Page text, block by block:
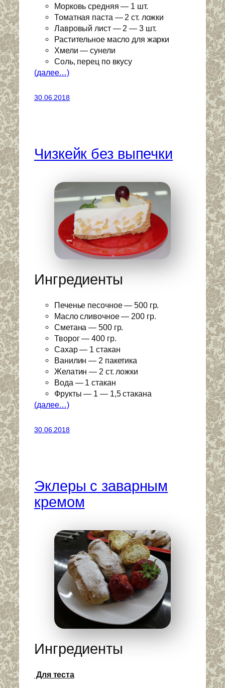
Морковь средняя — 1 шт.
Томатная паста — 2 ст. ложки
Лавровый лист — 2 — 3 шт.
Растительное масло для жарки
Хмели — сунели
Соль, перец по вкусу
(далее…)
30.06.2018
Чизкейк без выпечки
Ингредиенты
Печенье песочное — 500 гр.
Масло сливочное — 200 гр.
Сметана — 500 гр.
Творог — 400 гр.
Сахар — 1 стакан
Ванилин — 2 пакетика
Желатин — 2 ст. ложки
Вода — 1 стакан
Фрукты — 1 — 1,5 стакана
(далее…)
30.06.2018
Эклеры с заварным
кремом
Ингредиенты
Для теста